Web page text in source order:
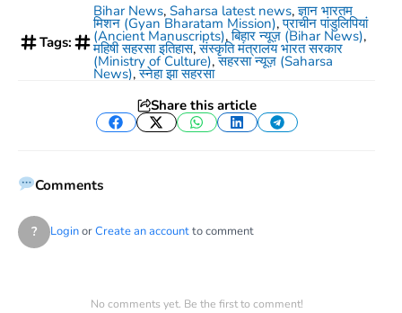
Tags:
Bihar News, Saharsa latest news,ज्ञान भारतम
मिशन (Gyan Bharatam Mission),प्राचीन पांडुलिपियां
(Ancient Manuscripts),बिहार न्यूज़ (Bihar News),
महिषी सहरसा इतिहास,संस्कृति मंत्रालय भारत सरकार
(Ministry of Culture),सहरसा न्यूज़ (Saharsa
News),स्नेहा झा सहरसा
Share this article
Facebook
TwitterWhatsApp
LinkedInTelegram
Comments
? LoginorCreate an accountto comment
No comments yet. Be the first to comment!